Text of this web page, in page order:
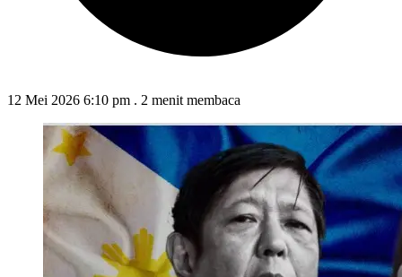
12 Mei 2026 6:10 pm . 2 menit membaca